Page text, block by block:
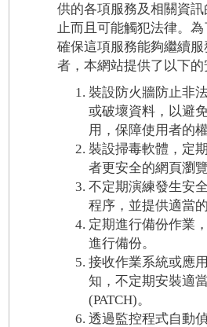
供的各項服務及相關資
止而且可能觸犯法律。
確保這項服務能夠繼續
者，本網站提供了以下的
裝設防火牆防止非
或破壞資料，以避
用，保障使用者的權
裝設掃毒軟體，定
者更安全的網頁瀏覽
不定期演練發生安
程序，並提供適當
定期進行備份作業
進行備份。
接收作業系統或應
知，不定期安裝適
(PATCH)。
透過監控程式自動